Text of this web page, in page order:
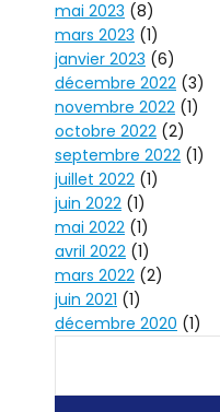
mai 2023 (8)
mars 2023 (1)
janvier 2023 (6)
décembre 2022 (3)
novembre 2022 (1)
octobre 2022 (2)
septembre 2022 (1)
juillet 2022 (1)
juin 2022 (1)
mai 2022 (1)
avril 2022 (1)
mars 2022 (2)
juin 2021 (1)
décembre 2020 (1)